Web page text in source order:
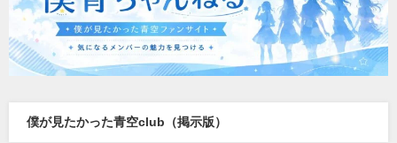
僕が見たかった青空club（掲示版）